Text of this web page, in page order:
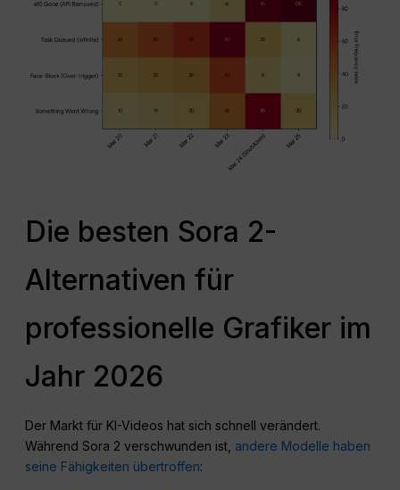
Die besten Sora 2-
Alternativen für
professionelle Grafiker im
Jahr 2026
Der Markt für KI-Videos hat sich schnell verändert.
Während Sora 2 verschwunden ist, andere Modelle haben
seine Fähigkeiten übertroffen: